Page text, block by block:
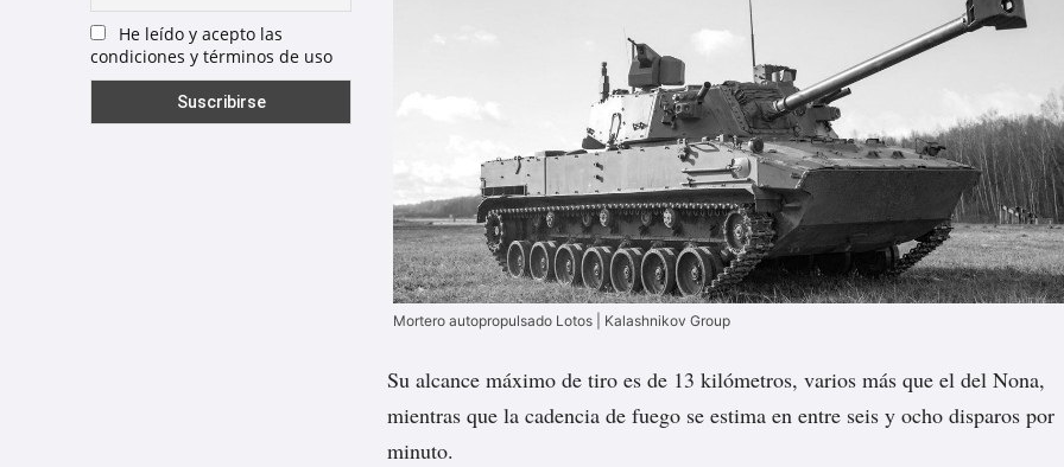
He leído y acepto las
condiciones y términos de uso
Mortero autopropulsado Lotos | Kalashnikov Group
Su alcance máximo de tiro es de 13 kilómetros, varios más que el del Nona,
mientras que la cadencia de fuego se estima en entre seis y ocho disparos por
minuto.